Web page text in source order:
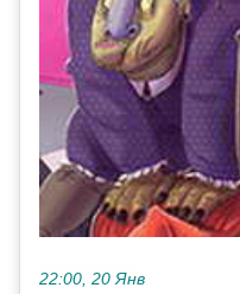
22:00, 20 Янв